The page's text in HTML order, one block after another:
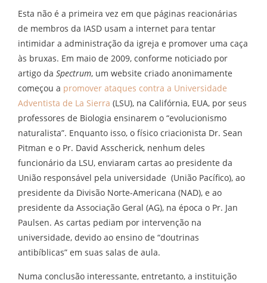
Esta não é a primeira vez em que páginas reacionárias
de membros da IASD usam a internet para tentar
intimidar a administração da igreja e promover uma caça
às bruxas. Em maio de 2009, conforme noticiado por
artigo da Spectrum, um website criado anonimamente
começou a promover ataques contra a Universidade
Adventista de La Sierra (LSU), na Califórnia, EUA, por seus
professores de Biologia ensinarem o “evolucionismo
naturalista”. Enquanto isso, o físico criacionista Dr. Sean
Pitman e o Pr. David Asscherick, nenhum deles
funcionário da LSU, enviaram cartas ao presidente da
União responsável pela universidade (União Pacífico), ao
presidente da Divisão Norte-Americana (NAD), e ao
presidente da Associação Geral (AG), na época o Pr. Jan
Paulsen. As cartas pediam por intervenção na
universidade, devido ao ensino de “doutrinas
antibíblicas” em suas salas de aula.
Numa conclusão interessante, entretanto, a instituição